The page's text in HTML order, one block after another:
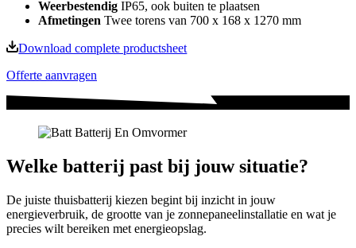
Weerbestendig IP65, ook buiten te plaatsen
Afmetingen Twee torens van 700 x 168 x 1270 mm
Download complete productsheet
Offerte aanvragen
Welke batterij past bij jouw situatie?
De juiste thuisbatterij kiezen begint bij inzicht in jouw
energieverbruik, de grootte van je zonnepaneelinstallatie en wat je
precies wilt bereiken met energieopslag.